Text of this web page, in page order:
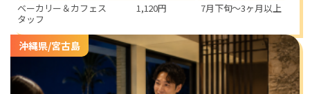
ベーカリー＆カフェス
タッフ
1,120円
7月下旬～3ヶ月以上
沖縄県/宮古島